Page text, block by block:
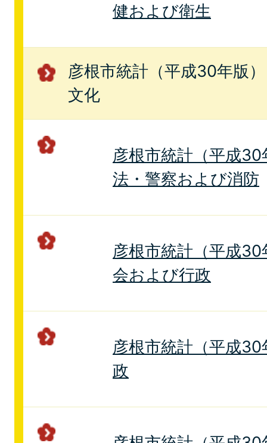
健および衛生
彦根市統計（平成30年版
文化
彦根市統計（平成
法・警察および消防
彦根市統計（平成
会および行政
彦根市統計（平成
政